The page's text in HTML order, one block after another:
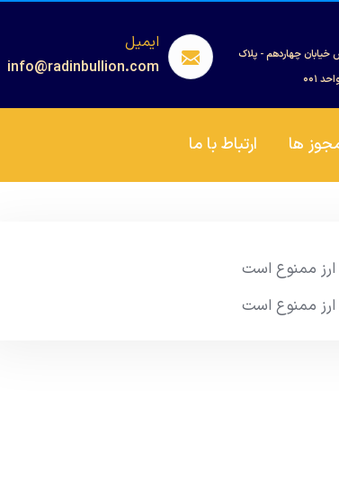
چهاردهم - پلاک
ایمیل
info@radinbullion.com
ها ارتباط با ما
ارز ممنوع است
ارز ممنوع است